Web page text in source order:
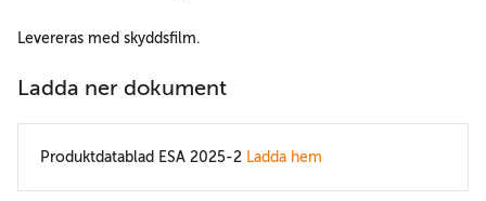
Levereras med skyddsfilm.
Ladda ner dokument
Produktdatablad ESA 2025-2 Ladda hem